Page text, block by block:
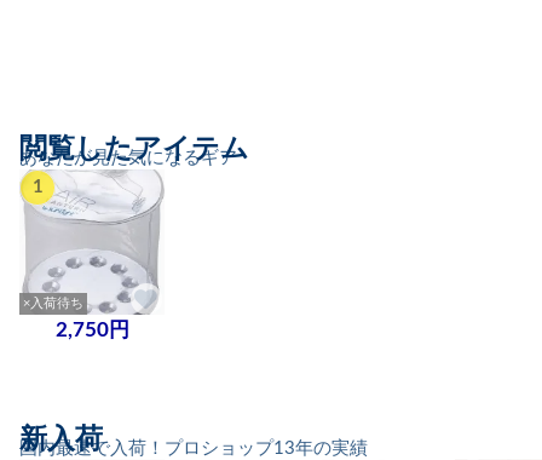
あなたが見た気になるギア
閲覧したアイテム
1
×入荷待ち
2,750円
国内最速で入荷！プロショップ13年の実績
新入荷